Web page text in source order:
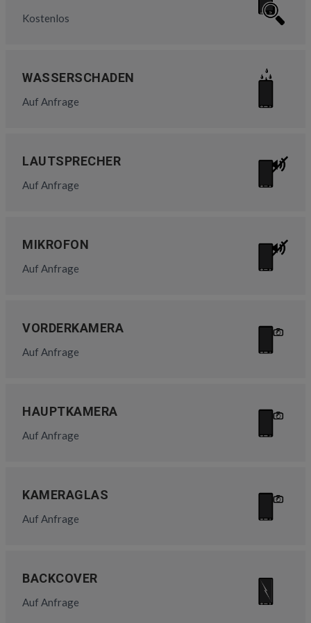
Kostenlos
WASSERSCHADEN
Auf Anfrage
LAUTSPRECHER
Auf Anfrage
MIKROFON
Auf Anfrage
VORDERKAMERA
Auf Anfrage
HAUPTKAMERA
Auf Anfrage
KAMERAGLAS
Auf Anfrage
BACKCOVER
Auf Anfrage